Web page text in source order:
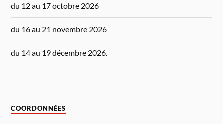
du 12 au 17 octobre 2026
du 16 au 21 novembre 2026
du 14 au 19 décembre 2026.
COORDONNÉES